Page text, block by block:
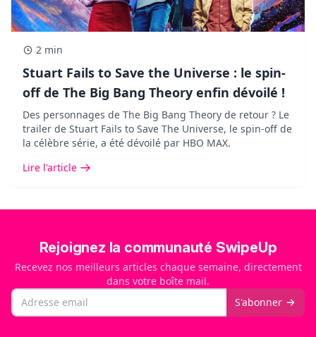
2 min
Stuart Fails to Save the Universe : le spin-
off de The Big Bang Theory enfin dévoilé !
Des personnages de The Big Bang Theory de retour ? Le
trailer de Stuart Fails to Save The Universe, le spin-off de
la célèbre série, a été dévoilé par HBO MAX.
Lire l'article
Rejoignez la communauté SwipeUp
Recevez nos meilleurs articles chaque semaine, directement
dans votre boîte mail.
Email S'abonner